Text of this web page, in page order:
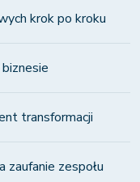
krok po kroku
transformacji
zespołu